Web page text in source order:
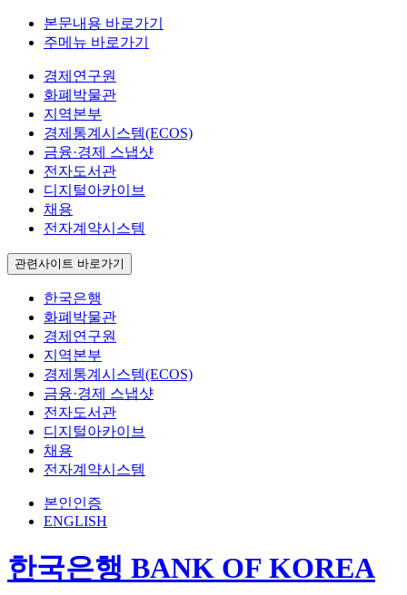
본문내용 바로가기
주메뉴 바로가기
경제연구원
화폐박물관
지역본부
경제통계시스템(ECOS)
금융·경제 스냅샷
전자도서관
디지털아카이브
채용
전자계약시스템
관련사이트 바로가기
한국은행
화폐박물관
경제연구원
지역본부
경제통계시스템(ECOS)
금융·경제 스냅샷
전자도서관
디지털아카이브
채용
전자계약시스템
본인인증
ENGLISH
한국은행 BANK OF KOREA